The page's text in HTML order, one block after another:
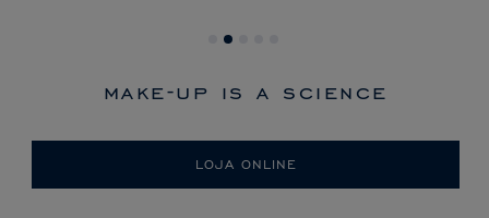
make-up is a science
LOJA ONLINE